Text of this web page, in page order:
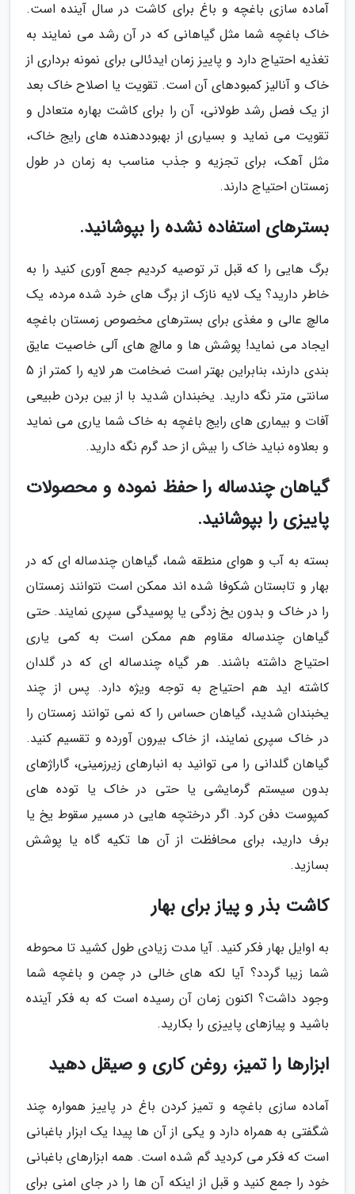
آماده سازی باغچه و باغ برای کاشت در سال آینده است.
خاک باغچه شما مثل گیاهانی که در آن رشد می نمایند به
تغذیه احتیاج دارد و پاییز زمان ایدئالی برای نمونه برداری از
خاک و آنالیز کمبودهای آن است. تقویت یا اصلاح خاک بعد
از یک فصل رشد طولانی، آن را برای کاشت بهاره متعادل و
تقویت می نماید و بسیاری از بهبوددهنده های رایج خاک،
مثل آهک، برای تجزیه و جذب مناسب به زمان در طول
زمستان احتیاج دارند.
بسترهای استفاده نشده را بپوشانید.
برگ هایی را که قبل تر توصیه کردیم جمع آوری کنید را به
خاطر دارید؟ یک لایه نازک از برگ های خرد شده مرده، یک
مالچ عالی و مغذی برای بسترهای مخصوص زمستان باغچه
ایجاد می نماید! پوشش ها و مالچ های آلی خاصیت عایق
بندی دارند، بنابراین بهتر است ضخامت هر لایه را کمتر از 5
سانتی متر نگه دارید. یخبندان شدید با از بین بردن طبیعی
آفات و بیماری های رایج باغچه به خاک شما یاری می نماید
و بعلاوه نباید خاک را بیش از حد گرم نگه دارید.
گیاهان چندساله را حفظ نموده و محصولات
پاییزی را بپوشانید.
بسته به آب و هوای منطقه شما، گیاهان چندساله ای که در
بهار و تابستان شکوفا شده اند ممکن است نتوانند زمستان
را در خاک و بدون یخ زدگی یا پوسیدگی سپری نمایند. حتی
گیاهان چندساله مقاوم هم ممکن است به کمی یاری
احتیاج داشته باشند. هر گیاه چندساله ای که در گلدان
کاشته اید هم احتیاج به توجه ویژه دارد. پس از چند
یخبندان شدید، گیاهان حساس را که نمی توانند زمستان را
در خاک سپری نمایند، از خاک بیرون آورده و تقسیم کنید.
گیاهان گلدانی را می توانید به انبارهای زیرزمینی، گاراژهای
بدون سیستم گرمایشی یا حتی در خاک یا توده های
کمپوست دفن کرد. اگر درختچه هایی در مسیر سقوط یخ یا
برف دارید، برای محافظت از آن ها تکیه گاه یا پوشش
بسازید.
کاشت بذر و پیاز برای بهار
به اوایل بهار فکر کنید. آیا مدت زیادی طول کشید تا محوطه
شما زیبا گردد؟ آیا لکه های خالی در چمن و باغچه شما
وجود داشت؟ اکنون زمان آن رسیده است که به فکر آینده
باشید و پیازهای پاییزی را بکارید.
ابزارها را تمیز، روغن کاری و صیقل دهید
آماده سازی باغچه و تمیز کردن باغ در پاییز همواره چند
شگفتی به همراه دارد و یکی از آن ها پیدا یک ابزار باغبانی
است که فکر می کردید گم شده است. همه ابزارهای باغبانی
خود را جمع کنید و قبل از اینکه آن ها را در جای امنی برای